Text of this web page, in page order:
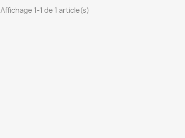
Affichage 1-1 de 1 article(s)